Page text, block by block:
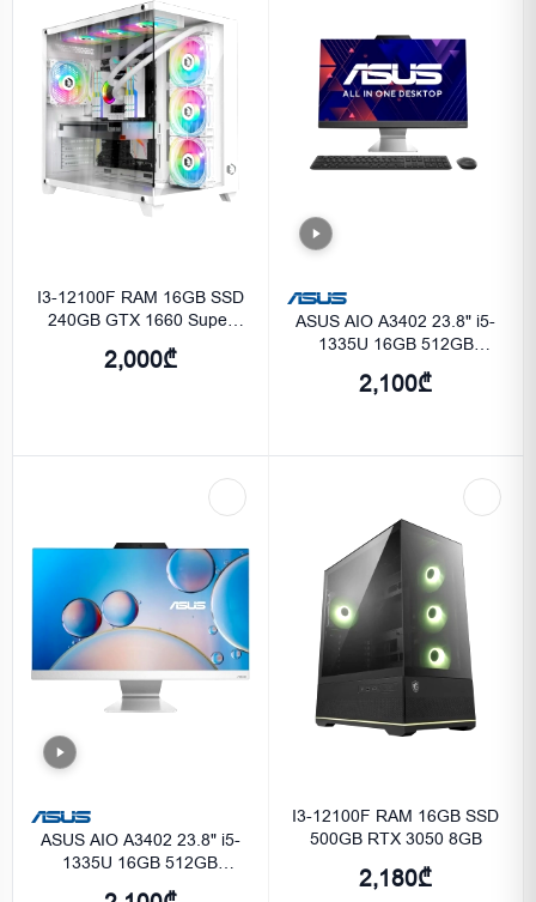
I3-12100F RAM 16GB SSD
240GB GTX 1660 Super
6GB OC
2,000₾
ASUS AIO A3402 23.8" i5-
1335U 16GB 512GB
Integrated Graphics - Black
2,100₾
ASUS AIO A3402 23.8" i5-
1335U 16GB 512GB
Integrated Graphics - White
I3-12100F RAM 16GB SSD
500GB RTX 3050 8GB
2,180₾